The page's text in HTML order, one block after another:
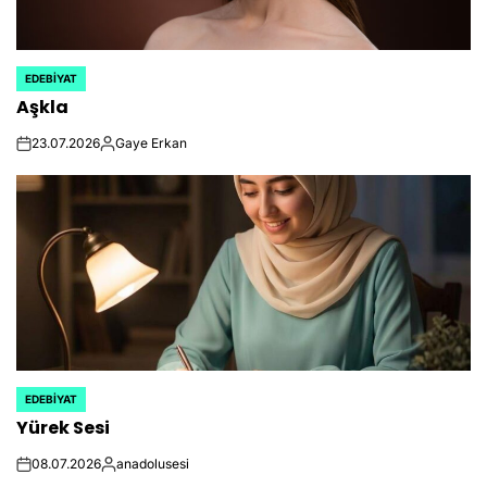
POSTED
IN
EDEBIYAT
Aşkla
on23.07.2026Posted
Gaye Erkan
POSTED
IN
EDEBIYAT
Yürek Sesi
on08.07.2026Posted
anadolusesi